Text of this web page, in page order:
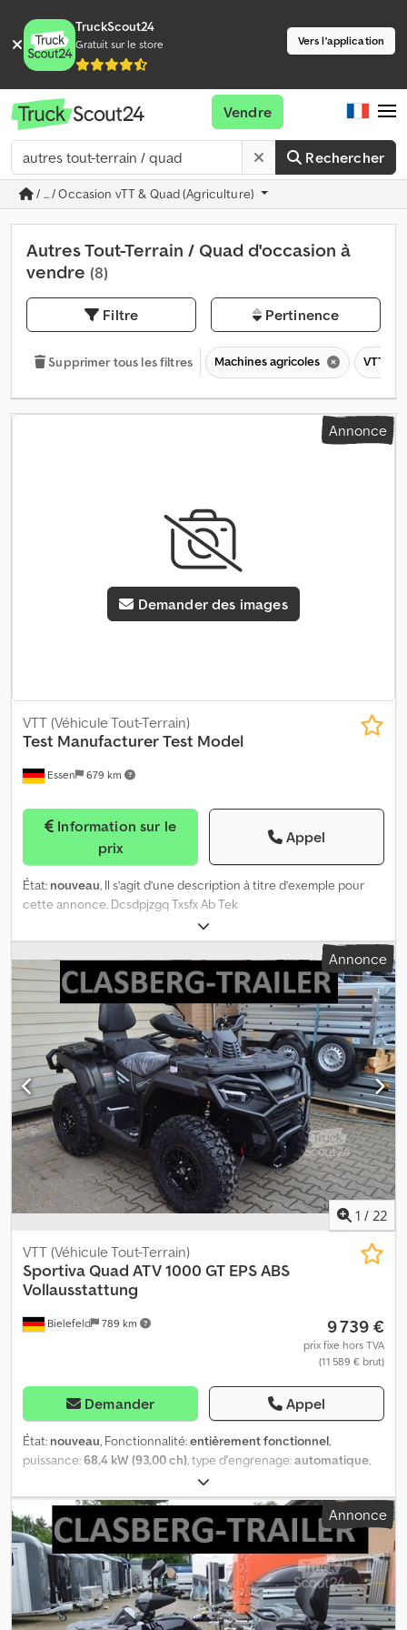
TruckScout24
Gratuit sur le store Vers l'application
Rechercher
Vendre
/ ... / Occasion vTT & Quad (Agriculture)
Autres Tout-Terrain / Quad d'occasion à
vendre (8)
Filtre Pertinence
Supprimer tous les filtres Machines agricoles VTT &
Annonce
Demander des images
Essen 679 km
VTT (Véhicule Tout-Terrain)
Test ManufacturerTest Model
prix
Appel
État: nouveau, Il s’agit d’une description à titre d’exemple pour
cette annonce. Dcsdpjzgq Txsfx Ab Tek
Annonce
1 / 22
Bielefeld 789 km
VTT (Véhicule Tout-Terrain)
SportivaQuad ATV 1000 GT EPS ABS
Vollausstattung
9 739 €
prix fixe hors TVA
(11 589 € brut)
Demander Appel
État: nouveau, Fonctionnalité:entièrement fonctionnel,
puissance:68,4 kW (93,00 ch) , type d'engrenage:automatique
, vitesse maximale:
vert, poids total:490 kg, taille du pneu avant:AT 28x9-14, taille de
pneu arrière: AT 28x11-14, hauteur totale:1 445 mm, longueur
totale:2 460 mm, largeur totale:1 288 mm , Équipement:attelage
de remorque, éclairage, SPORTIVA 1000 Duale 4x4 mat Forest
Des performances sportives à l’état pur : Moteur : Moteur V2 EFI
haute performance 976 cm³, 68,5 kW (93 ch) et 95 Nm – le moteur
SPORTIVA le plus puissant de tous les temps. Réponse directe de
Annonce